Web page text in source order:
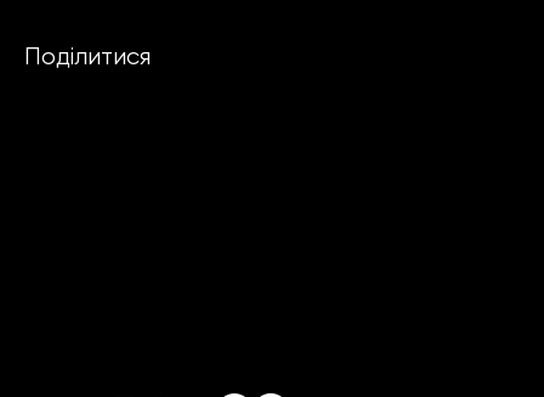
Поділитися